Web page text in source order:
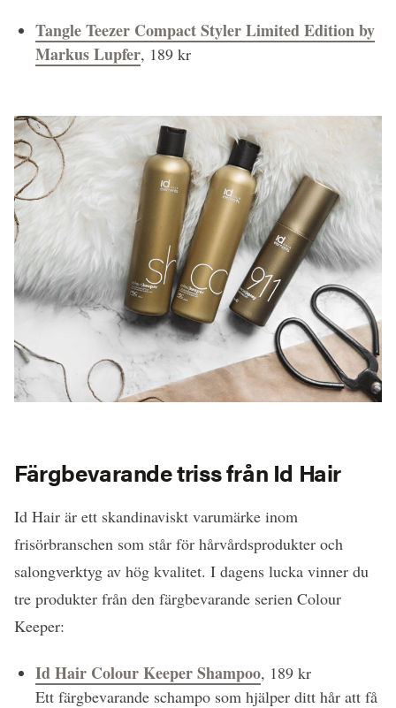
Tangle Teezer Compact Styler Limited Edition by
Markus Lupfer, 189 kr
Färgbevarande triss från Id Hair
Id Hair är ett skandinaviskt varumärke inom
frisörbranschen som står för hårvårdsprodukter och
salongverktyg av hög kvalitet. I dagens lucka vinner du
tre produkter från den färgbevarande serien Colour
Keeper:
Id Hair Colour Keeper Shampoo, 189 kr
Ett färgbevarande schampo som hjälper ditt hår att få